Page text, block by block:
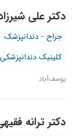
دکتر علی
جراح - دندانپزشک
کلینیک
یوسف‌آباد
دکتر ترانه